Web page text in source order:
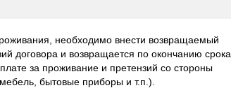
необходимо внести возвращаемый
договора и возвращается по окончанию срока
за проживание и претензий со стороны
бытовые приборы и т.п.).